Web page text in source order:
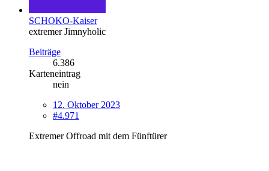
SCHOKO-Kaiser
extremer Jimnyholic
Beiträge
6.386
Karteneintrag
nein
12. Oktober 2023
#4.971
Extremer Offroad mit dem Fünftürer